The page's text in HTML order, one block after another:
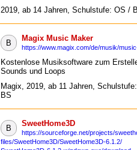
2019, ab 14 Jahren, Schulstufe: OS /
B
Magix Music Maker
https://www.magix.com/de/musik/
Kostenlose Musiksoftware zum
Sounds und Loops
Magix, 2019, ab 11 Jahren,
BS
B
SweetHome3D
https://sourceforge.net/projects/
files/SweetHome3D/SweetHome3D-6.1.2/